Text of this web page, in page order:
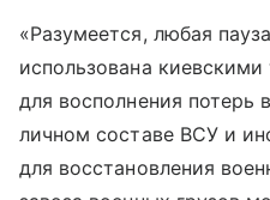
«Разумеется, любая
использована
для восполнения потерь
личном составе ВСУ и
для восстановления